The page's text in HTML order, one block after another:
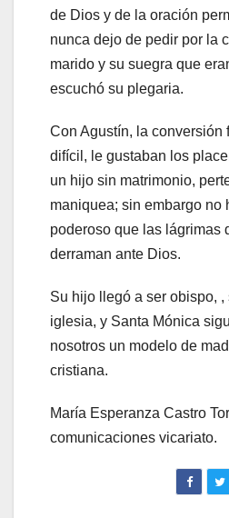
de Dios y de la oración
nunca dejo de pedir por la
marido y su suegra que
escuchó su plegaria.
Con Agustín, la conversión
difícil, le gustaban los
un hijo sin matrimonio,
maniquea; sin embargo no
poderoso que las lágrimas
derraman ante Dios.
Su hijo llegó a ser obispo, ,
iglesia, y Santa Mónica
nosotros un modelo de
cristiana.
María Esperanza Castro
comunicaciones vicariato.